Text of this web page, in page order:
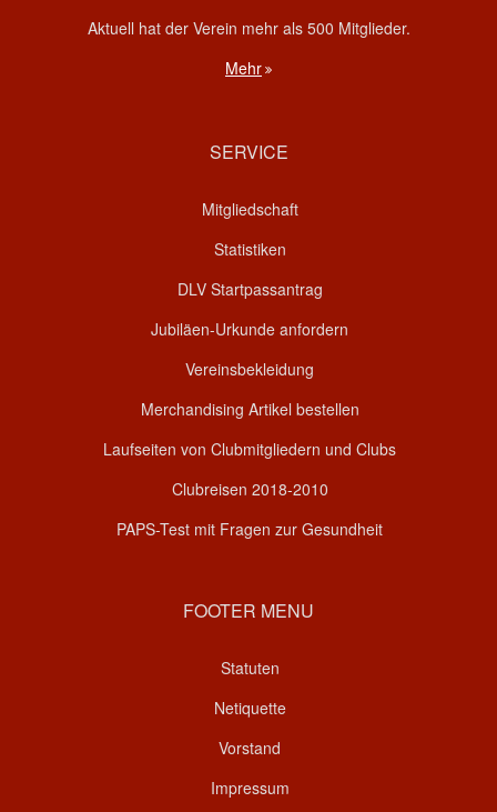
Aktuell hat der Verein mehr als 500 Mitglieder.
Mehr
SERVICE
Mitgliedschaft
Statistiken
DLV Startpassantrag
Jubiläen-Urkunde anfordern
Vereinsbekleidung
Merchandising Artikel bestellen
Laufseiten von Clubmitgliedern und Clubs
Clubreisen 2018-2010
PAPS-Test mit Fragen zur Gesundheit
FOOTER MENU
Statuten
Netiquette
Vorstand
Impressum